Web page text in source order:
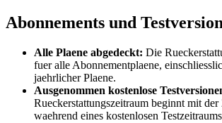
Abonnements und
Alle Plaene abgedeckt: Die
fuer alle Abonnementplaene,
jaehrlicher Plaene.
Ausgenommen kostenlose
Rueckerstattungszeitraum beginnt mit
waehrend eines kostenlosen